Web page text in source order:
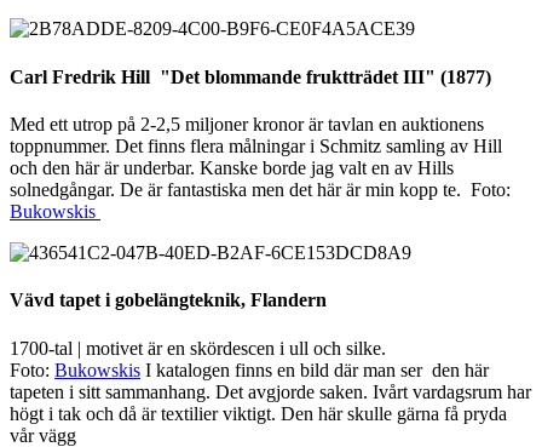
Carl Fredrik Hill "Det blommande fruktträdet III" (1877)
Med ett utrop på 2-2,5 miljoner kronor är tavlan en auktionens
toppnummer. Det finns flera målningar i Schmitz samling av Hill
och den här är underbar. Kanske borde jag valt en av Hills
solnedgångar. De är fantastiska men det här är min kopp te. Foto:
Bukowskis
Vävd tapet i gobelängteknik, Flandern
1700-tal | motivet är en skördescen i ull och silke.
Foto: Bukowskis I katalogen finns en bild där man ser den här
tapeten i sitt sammanhang. Det avgjorde saken. Ivårt vardagsrum har
högt i tak och då är textilier viktigt. Den här skulle gärna få pryda
vår vägg